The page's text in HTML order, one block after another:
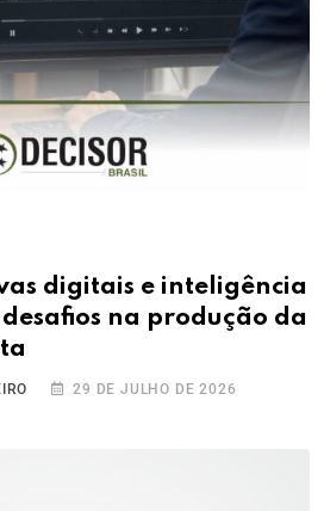
digitais e inteligência
na produção da
29 DE JULHO DE 2026